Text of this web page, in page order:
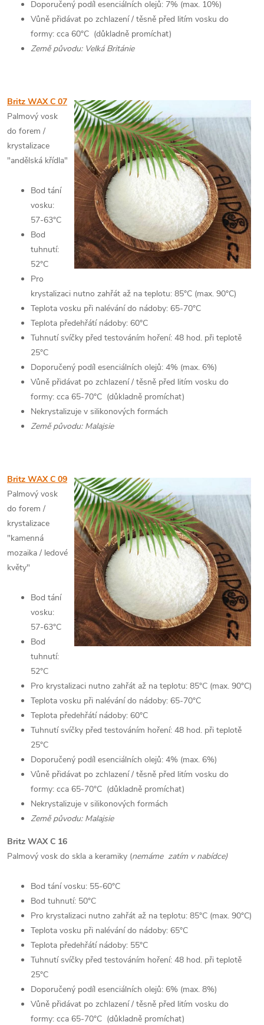
Doporučený podíl esenciálních olejů: 7% (max. 10%)
Vůně přidávat po zchlazení / těsně před litím vosku do
formy: cca 60°C (důkladně promíchat)
Země původu: Velká Británie
Britz WAX C 07
Palmový vosk
do forem /
krystalizace
"andělská křídla"
Bod tání
vosku:
57-63°C
Bod
tuhnutí:
52°C
Pro
krystalizaci nutno zahřát až na teplotu: 85°C (max. 90°C)
Teplota vosku při nalévání do nádoby: 65-70°C
Teplota předehřátí nádoby: 60°C
Tuhnutí svíčky před testováním hoření: 48 hod. při teplotě
25°C
Doporučený podíl esenciálních olejů: 4% (max. 6%)
Vůně přidávat po zchlazení / těsně před litím vosku do
formy: cca 65-70°C (důkladně promíchat)
Nekrystalizuje v silikonových formách
Země původu: Malajsie
Britz WAX C 09
Palmový vosk
do forem /
krystalizace
"kamenná
mozaika / ledové
květy"
Bod tání
vosku:
57-63°C
Bod
tuhnutí:
52°C
Pro krystalizaci nutno zahřát až na teplotu: 85°C (max. 90°C)
Teplota vosku při nalévání do nádoby: 65-70°C
Teplota předehřátí nádoby: 60°C
Tuhnutí svíčky před testováním hoření: 48 hod. při teplotě
25°C
Doporučený podíl esenciálních olejů: 4% (max. 6%)
Vůně přidávat po zchlazení / těsně před litím vosku do
formy: cca 65-70°C (důkladně promíchat)
Nekrystalizuje v silikonových formách
Země původu: Malajsie
Britz WAX C 16
Palmový vosk do skla a keramiky (nemáme zatím v nabídce)
Bod tání vosku: 55-60°C
Bod tuhnutí: 50°C
Pro krystalizaci nutno zahřát až na teplotu: 85°C (max. 90°C)
Teplota vosku při nalévání do nádoby: 65°C
Teplota předehřátí nádoby: 55°C
Tuhnutí svíčky před testováním hoření: 48 hod. při teplotě
25°C
Doporučený podíl esenciálních olejů: 6% (max. 8%)
Vůně přidávat po zchlazení / těsně před litím vosku do
formy: cca 65-70°C (důkladně promíchat)